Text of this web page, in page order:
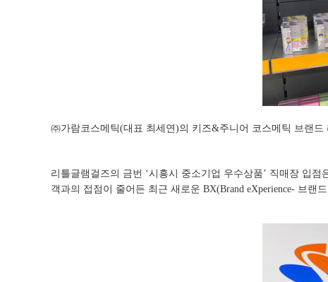
㈜가람코스메틱(대표 최세연)의 키즈&주니어 코스메틱 브랜
리틀글램걸즈의 금번 ‘시흥시 중소기업 우수상품’ 직매장 입
객과의 접점이 줄어든 최근 새로운 BX(Brand eXperience- 브